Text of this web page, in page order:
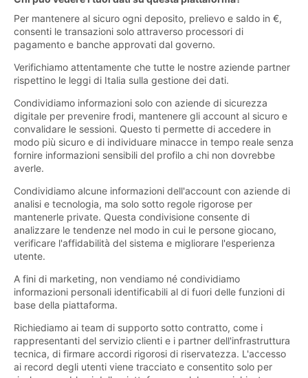
Per mantenere al sicuro ogni deposito, prelievo e saldo in €,
consenti le transazioni solo attraverso processori di
pagamento e banche approvati dal governo.
Verifichiamo attentamente che tutte le nostre aziende partner
rispettino le leggi di Italia sulla gestione dei dati.
Condividiamo informazioni solo con aziende di sicurezza
digitale per prevenire frodi, mantenere gli account al sicuro e
convalidare le sessioni. Questo ti permette di accedere in
modo più sicuro e di individuare minacce in tempo reale senza
fornire informazioni sensibili del profilo a chi non dovrebbe
averle.
Condividiamo alcune informazioni dell'account con aziende di
analisi e tecnologia, ma solo sotto regole rigorose per
mantenerle private. Questa condivisione consente di
analizzare le tendenze nel modo in cui le persone giocano,
verificare l'affidabilità del sistema e migliorare l'esperienza
utente.
A fini di marketing, non vendiamo né condividiamo
informazioni personali identificabili al di fuori delle funzioni di
base della piattaforma.
Richiediamo ai team di supporto sotto contratto, come i
rappresentanti del servizio clienti e i partner dell'infrastruttura
tecnica, di firmare accordi rigorosi di riservatezza. L'accesso
ai record degli utenti viene tracciato e consentito solo per